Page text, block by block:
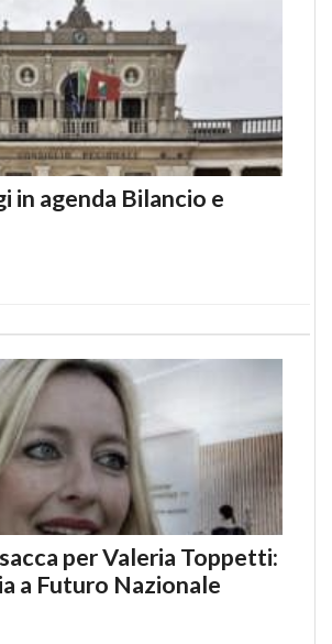
in agenda Bilancio e
per Valeria Toppetti:
a Futuro Nazionale